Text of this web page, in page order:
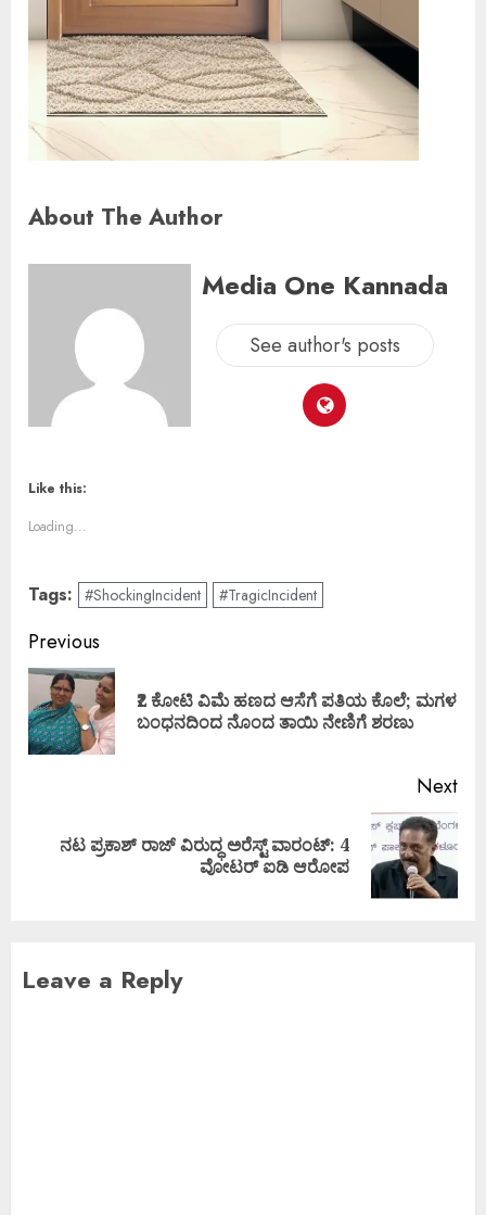
About The Author
Media One Kannada
See author's posts
Like this:
Loading...
Tags: #ShockingIncident #TragicIncident
Previous
₹2 ಕೋಟಿ ವಿಮೆ ಹಣದ ಆಸೆಗೆ ಪತಿಯ ಕೊಲೆ; ಮಗಳ
ಬಂಧನದಿಂದ ನೊಂದ ತಾಯಿ ನೇಣಿಗೆ ಶರಣು
Next
ನಟ ಪ್ರಕಾಶ್ ರಾಜ್ ವಿರುದ್ಧ ಅರೆಸ್ಟ್ ವಾರಂಟ್: 4
ವೋಟರ್ ಐಡಿ ಆರೋಪ
Leave a Reply